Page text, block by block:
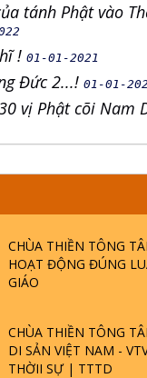
tánh Phật vào
! 01-01-2021
Đức 2...! 01-01-
vị Phật cõi Nam
CHÙA THIỀN TÔNG
HOẠT ĐỘNG ĐÚNG
GIÁO
CHÙA THIỀN TÔNG
DI SẢN VIỆT NAM -
THỜII SỰ | TTTD